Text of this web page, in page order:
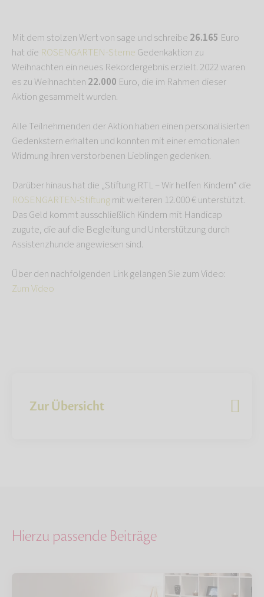
Mit dem stolzen Wert von sage und schreibe 26.165 Euro
hat die ROSENGARTEN-Sterne Gedenkaktion zu
Weihnachten ein neues Rekordergebnis erzielt. 2022 waren
es zu Weihnachten 22.000 Euro, die im Rahmen dieser
Aktion gesammelt wurden.
Alle Teilnehmenden der Aktion haben einen personalisierten
Gedenkstern erhalten und konnten mit einer emotionalen
Widmung ihren verstorbenen Lieblingen gedenken.
Darüber hinaus hat die „Stiftung RTL – Wir helfen Kindern“ die
ROSENGARTEN-Stiftungmit weiteren 12.000 € unterstützt.
Das Geld kommt ausschließlich Kindern mit Handicap
zugute, die auf die Begleitung und Unterstützung durch
Assistenzhunde angewiesen sind.
Über den nachfolgenden Link gelangen Sie zum Video:
Zum Video
Zur Übersicht
Hierzu passende Beiträge